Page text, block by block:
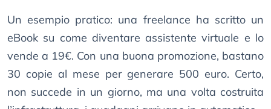
Un esempio pratico: una freelance ha scritto un
eBook su come diventare assistente virtuale e lo
vende a 19€. Con una buona promozione, bastano
30 copie al mese per generare 500 euro. Certo,
non succede in un giorno, ma una volta costruita